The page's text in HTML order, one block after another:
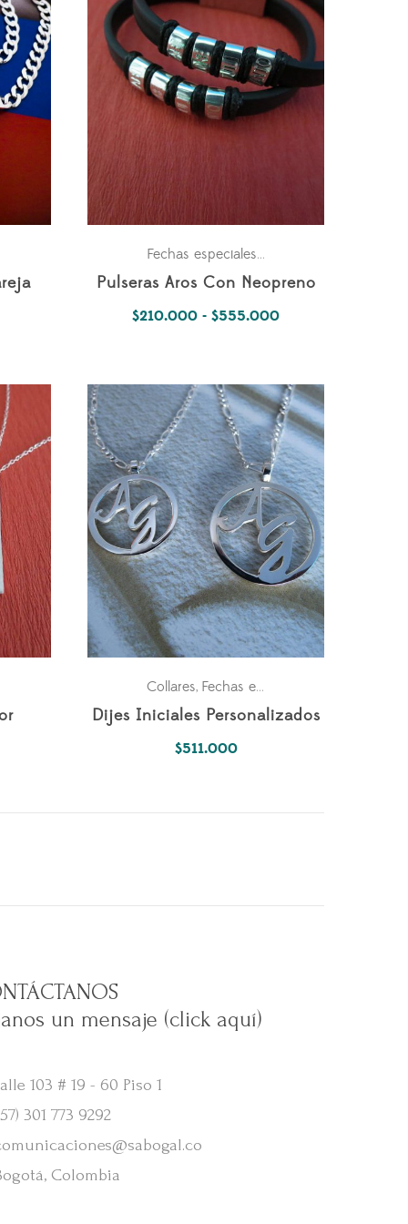
los dos Pulseras Fechas especiales
,Mes de la Madre
Pulseras Aros Con Neopreno
$210.000 - $555.000Rango
desde
$210.000
hasta
$555.000
los dos Collares, Fechas especiales
Dijes Iniciales Personalizados
$511.000
un mensaje (click aquí)
103 # 19 - 60 Piso 1
301 773 9292
Colombia